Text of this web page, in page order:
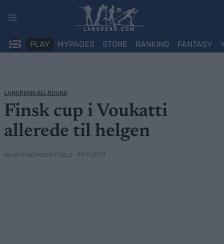
PLAY MYPAGES STORE RANKING FANTASY
LANGRENN ALLROUND
Finsk cup i Voukatti
allerede til helgen
AV ØYVIND MOEN FJELD• 04.11.2021